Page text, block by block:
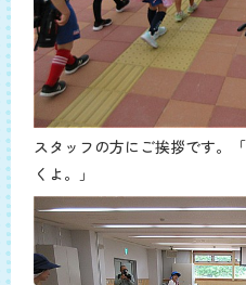
スタッフの方にご挨拶です。
くよ。」